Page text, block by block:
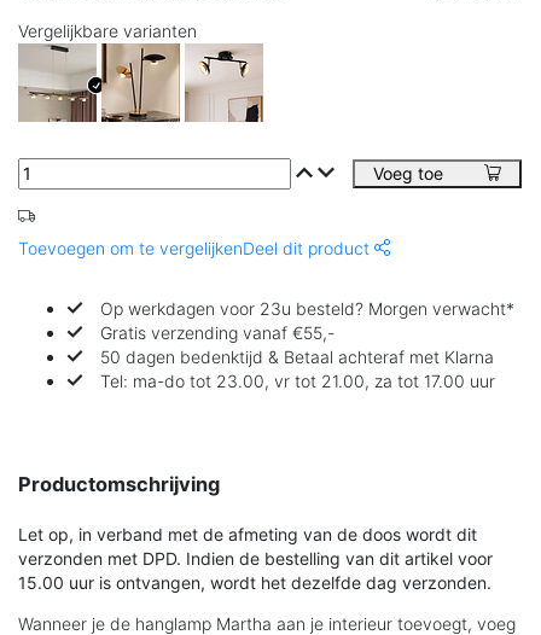
Vergelijkbare varianten
Voeg toe
Toevoegen om te vergelijkenDeel dit product
Op werkdagen voor 23u besteld? Morgen verwacht*
Gratis verzending vanaf €55,-
50 dagen bedenktijd & Betaal achteraf met Klarna
Tel: ma-do tot 23.00, vr tot 21.00, za tot 17.00 uur
Productomschrijving
Let op, in verband met de afmeting van de doos wordt dit
verzonden met DPD. Indien de bestelling van dit artikel voor
15.00 uur is ontvangen, wordt het dezelfde dag verzonden.
Wanneer je de hanglamp Martha aan je interieur toevoegt, voeg